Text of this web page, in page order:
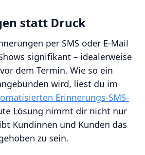
statt Druck
per SMS oder E-Mail
signifikant – idealerweise
dem Termin. Wie so ein
wird, liest du im
Erinnerungs-SMS-
Lösung nimmt dir nicht nur
Kundinnen und Kunden das
zu sein.